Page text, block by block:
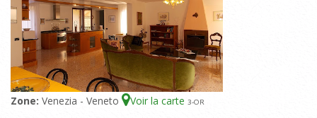
Zone: Venezia - Veneto Voir la carte 3-OR